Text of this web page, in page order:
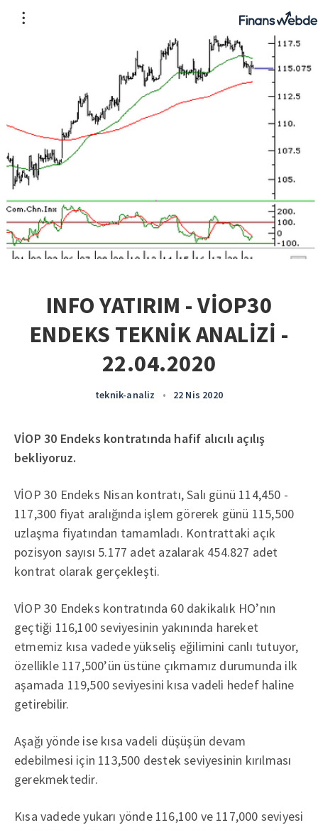
INFO YATIRIM - VİOP30
ENDEKS TEKNİK ANALİZİ -
22.04.2020
teknik-analiz • 22 Nis 2020
VİOP 30 Endeks kontratında hafif alıcılı açılış
bekliyoruz.
VİOP 30 Endeks Nisan kontratı, Salı günü 114,450 -
117,300 fiyat aralığında işlem görerek günü 115,500
uzlaşma fiyatından tamamladı. Kontrattaki açık
pozisyon sayısı 5.177 adet azalarak 454.827 adet
kontrat olarak gerçekleşti.
VİOP 30 Endeks kontratında 60 dakikalık HO’nın
geçtiği 116,100 seviyesinin yakınında hareket
etmemiz kısa vadede yükseliş eğilimini canlı tutuyor,
özellikle 117,500’ün üstüne çıkmamız durumunda ilk
aşamada 119,500 seviyesini kısa vadeli hedef haline
getirebilir.
Aşağı yönde ise kısa vadeli düşüşün devam
edebilmesi için 113,500 destek seviyesinin kırılması
gerekmektedir.
Kısa vadede yukarı yönde 116,100 ve 117,000 seviyesi